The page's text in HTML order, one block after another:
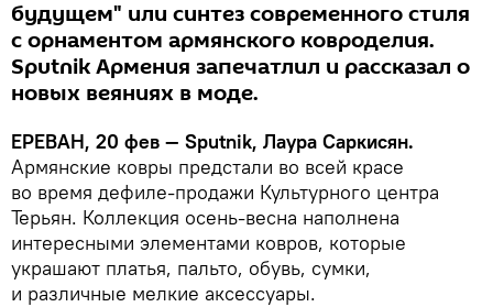
будущем" или синтез современного стиля
с орнаментом армянского ковроделия.
Sputnik Армения запечатлил и рассказал о
новых веяниях в моде.
ЕРЕВАН, 20 фев — Sputnik, Лаура Саркисян.
Армянские ковры предстали во всей красе
во время дефиле-продажи Культурного центра
Терьян. Коллекция осень-весна наполнена
интересными элементами ковров, которые
украшают платья, пальто, обувь, сумки,
и различные мелкие аксессуары.